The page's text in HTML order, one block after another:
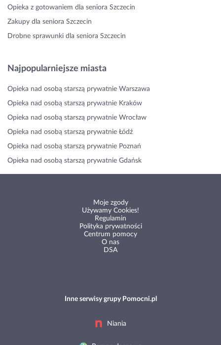
Opieka z gotowaniem dla seniora Szczecin
Zakupy dla seniora Szczecin
Drobne sprawunki dla seniora Szczecin
Najpopularniejsze miasta
Opieka nad osobą starszą prywatnie Warszawa
Opieka nad osobą starszą prywatnie Kraków
Opieka nad osobą starszą prywatnie Wrocław
Opieka nad osobą starszą prywatnie Łódź
Opieka nad osobą starszą prywatnie Poznań
Opieka nad osobą starszą prywatnie Gdańsk
Moje zgody
Używamy Cookies!
Regulamin
Polityka prywatności
Centrum pomocy
O nas
DSA
Inne serwisy grupy Pomocni.pl
Niania